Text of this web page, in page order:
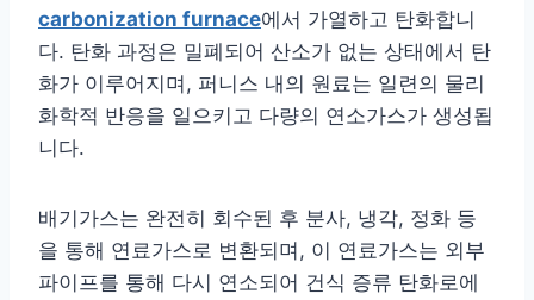
carbonization furnace에서 가열하고 탄화합니
다. 탄화 과정은 밀폐되어 산소가 없는 상태에서 탄
화가 이루어지며, 퍼니스 내의 원료는 일련의 물리
화학적 반응을 일으키고 다량의 연소가스가 생성됩
니다.
배기가스는 완전히 회수된 후 분사, 냉각, 정화 등
을 통해 연료가스로 변환되며, 이 연료가스는 외부
파이프를 통해 다시 연소되어 건식 증류 탄화로에